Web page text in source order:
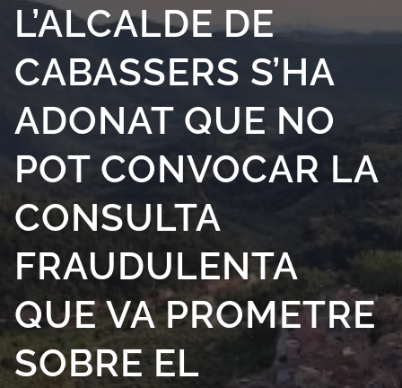
L’ALCALDE DE
CABASSERS S’HA
ADONAT QUE NO
POT CONVOCAR LA
CONSULTA
FRAUDULENTA
QUE VA PROMETRE
SOBRE EL